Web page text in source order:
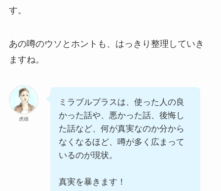
す。
あの噂のウソとホントも、はっきり整理していき
ますね。
虎雄
ミラブルプラスは、使った人の良
かった話や、悪かった話、後悔し
た話など、何が真実なのか分から
なくなるほど、噂が多く広まって
いるのが現状。
真実を暴きます！